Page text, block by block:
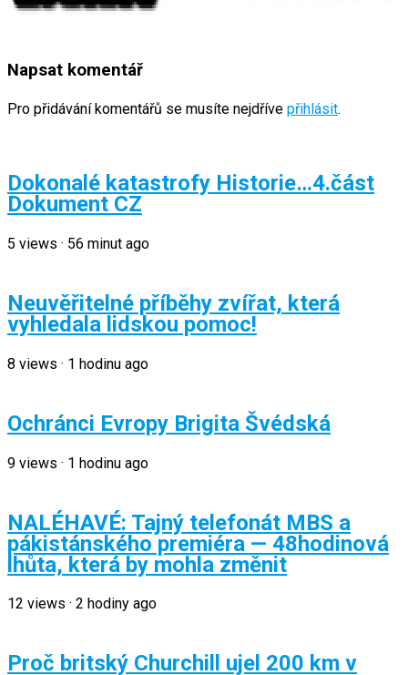
Napsat komentář
Pro přidávání komentářů se musíte nejdříve přihlásit.
Dokonalé katastrofy Historie…4.část
Dokument CZ
5 views · 56 minut ago
Neuvěřitelné příběhy zvířat, která
vyhledala lidskou pomoc!
8 views · 1 hodinu ago
Ochránci Evropy Brigita Švédská
9 views · 1 hodinu ago
NALÉHAVÉ: Tajný telefonát MBS a
pákistánského premiéra — 48hodinová
lhůta, která by mohla změnit
12 views · 2 hodiny ago
Proč britský Churchill ujel 200 km v